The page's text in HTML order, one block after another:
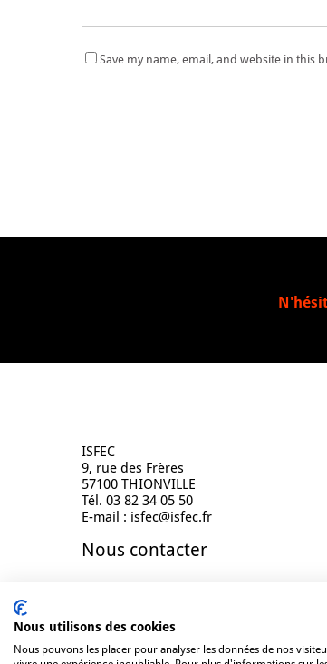
Save my name, email, and website in this
ISFEC
9, rue des Frères
57100 THIONVILLE
Tél. 03 82 34 05 50
E-mail : isfec@isfec.fr
Nous contacter
Nous utilisons des cookies
Nous pouvons les placer pour analyser les données de nos